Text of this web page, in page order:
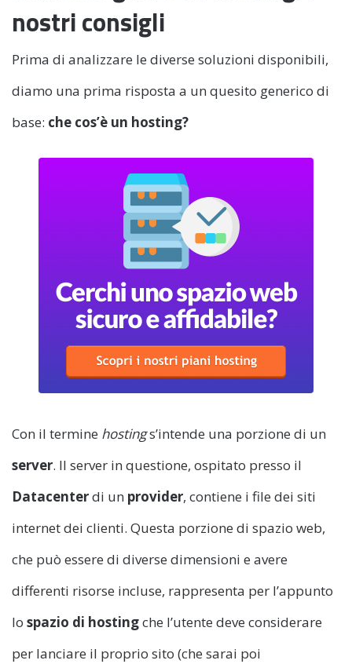
nostri consigli
Prima di analizzare le diverse soluzioni disponibili,
diamo una prima risposta a un quesito generico di
base: che cos’è un hosting?
Con il termine hostings’intende una porzione di un
server. Il server in questione, ospitato presso il
Datacenterdi un provider, contiene i file dei siti
internet dei clienti. Questa porzione di spazio web,
che può essere di diverse dimensioni e avere
differenti risorse incluse, rappresenta per l’appunto
lo spazio di hostingche l’utente deve considerare
per lanciare il proprio sito (che sarai poi